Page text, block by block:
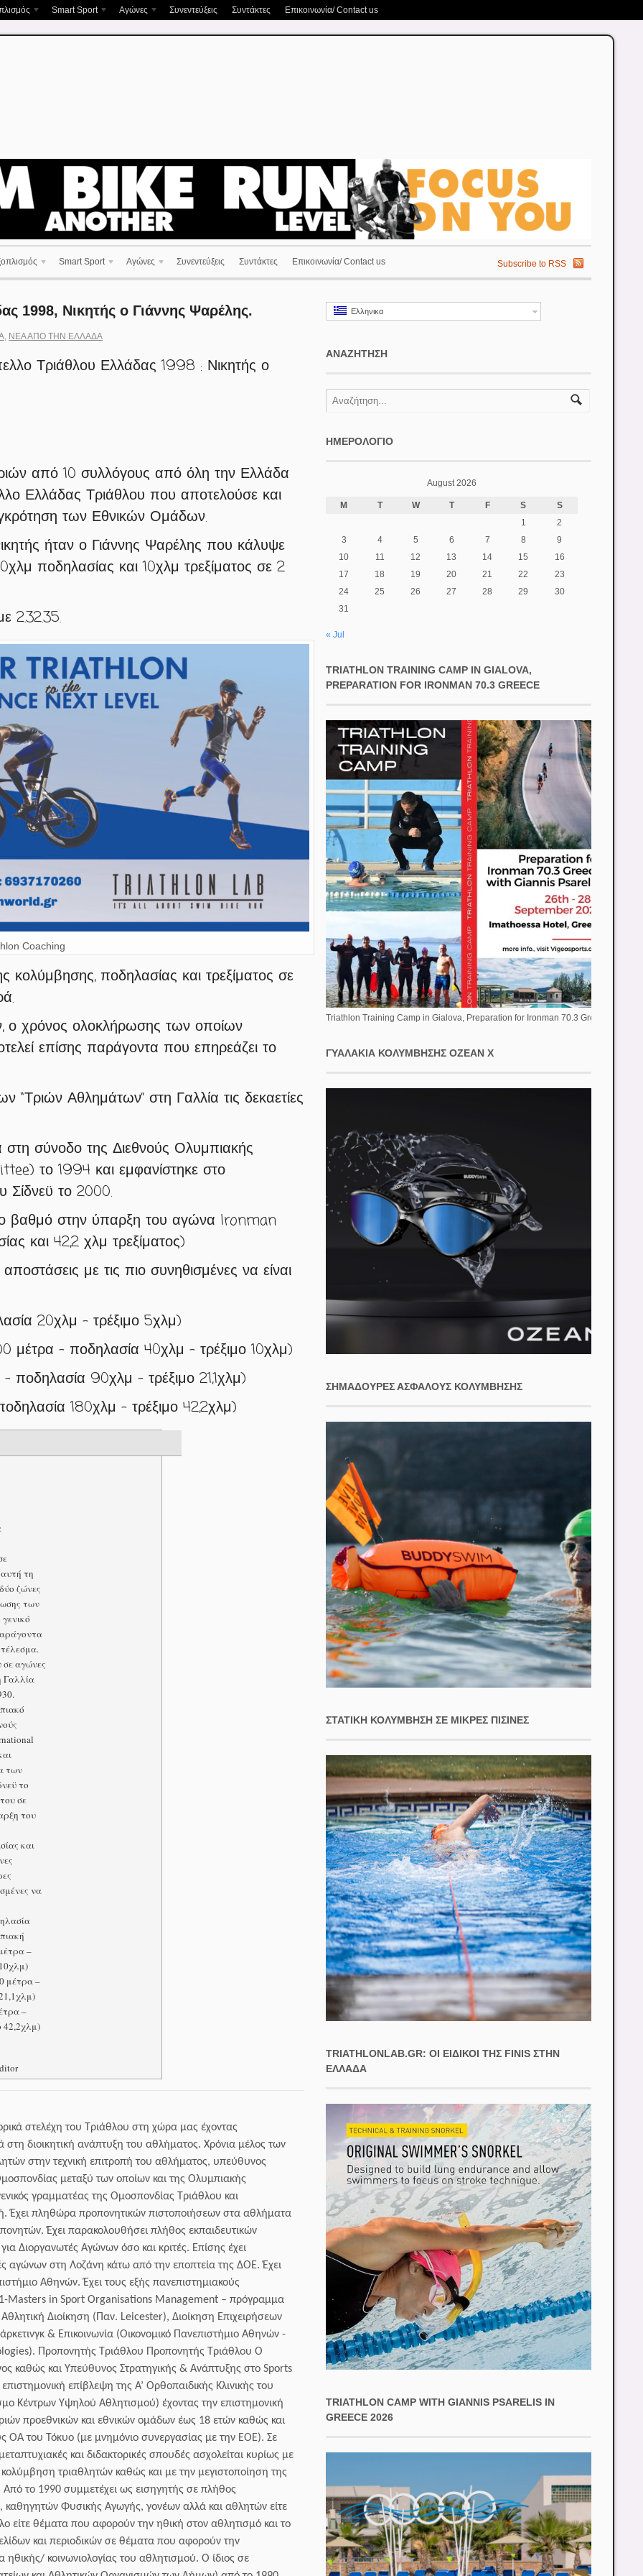
Smart Sport Αγώνες Συνεντεύξεις Συντάκτες Επικοινωνία/ Contact us
Subscribe to RSS
Smart Sport Αγώνες Συνεντεύξεις Συντάκτες Επικοινωνία/ Contact us
1998, Νικητής ο Γιάννης Ψαρέλης.
, ΝΈΑ ΑΠΟ ΤΗΝ ΕΛΛΆΔΑ
Τριάθλου Ελλάδας 1998 : Νικητής ο
από 10 συλλόγους από όλη την Ελλάδα
Ελλάδας Τριάθλου που αποτελούσε και
των Εθνικών Ομάδων.
ήταν ο Γιάννης Ψαρέλης που κάλυψε
ποδηλασίας και 10χλμ τρεξίματος σε 2
2.32.35.
Coaching
ποδηλασίας και τρεξίματος σε
ο χρόνος ολοκλήρωσης των οποίων
επίσης παράγοντα που επηρεάζει το
“Τριών Αθλημάτων” στη Γαλλία τις δεκαετίες
σύνοδο της Διεθνούς Ολυμπιακής
το 1994 και εμφανίστηκε στο
το 2000.
βαθμό στην ύπαρξη του αγώνα Ironman
και 42,2 χλμ τρεξίματος)
με τις πιο συνηθισμένες να είναι
20χλμ – τρέξιμο 5χλμ)
– ποδηλασία 40χλμ – τρέξιμο 10χλμ)
90χλμ – τρέξιμο 21,1χλμ)
180χλμ – τρέξιμο 42,2χλμ)
τη
ζώνες
των
σε αγώνες
Γαλλία
των
το
σε
του
και
να
–
μέτρα –
–
42,2χλμ)
στελέχη του Τριάθλου στη χώρα μας έχοντας
στη διοικητική ανάπτυξη του αθλήματος. Χρόνια μέλος των
στην τεχνική επιτροπή του αθλήματος, υπεύθυνος
μεταξύ των οποίων και της Ολυμπιακής
γραμματέας της Ομοσπονδίας Τριάθλου και
Έχει πληθώρα προπονητικών πιστοποιήσεων στα αθλήματα
Έχει παρακολουθήσει πλήθος εκπαιδευτικών
Διοργανωτές Αγώνων όσο και κριτές. Επίσης έχει
αγώνων στη Λοζάνη κάτω από την εποπτεία της ΔΟΕ. Έχει
Αθηνών. Έχει τους εξής πανεπιστημιακούς
Masters in Sport Organisations Management – πρόγραμμα
Διοίκηση (Παν. Leicester), Διοίκηση Επιχειρήσεων
& Επικοινωνία (Οικονομικό Πανεπιστήμιο Αθηνών -
Προπονητής Τριάθλου Προπονητής Τριάθλου Ο
καθώς και Υπεύθυνος Στρατηγικής & Ανάπτυξης στο Sports
επίβλεψη της Α’ Ορθοπαιδικής Κλινικής του
Κέντρων Υψηλού Αθλητισμού) έχοντας την επιστημονική
προεθνικών και εθνικών ομάδων έως 18 ετών καθώς και
ΟΑ του Τόκυο (με μνημόνιο συνεργασίας με την ΕΟΕ). Σε
και διδακτορικές σπουδές ασχολείται κυρίως με
τριαθλητών καθώς και με την μεγιστοποίηση της
το 1990 συμμετέχει ως εισηγητής σε πλήθος
Φυσικής Αγωγής, γονέων αλλά και αθλητών είτε
είτε θέματα που αφορούν την ηθική στον αθλητισμό και το
και περιοδικών σε θέματα που αφορούν την
κοινωνιολογίας του αθλητισμού. Ο ίδιος σε
Ελληνικα
ΑΝΑΖΉΤΗΣΗ
ΗΜΕΡΟΛΌΓΙΟ
August 2026
M T W T F S
S
1
2
3
4 5 6 7 8
9
10
11 12 13 14 15
16
17
18 19 20 21 22
23
24
25 26 27 28 29
30
31
« Jul
TRIATHLON TRAINING CAMP IN GIALOVA,
PREPARATION FOR IRONMAN 70.3 GREECE
Triathlon Training Camp in Gialova, Preparation for Ironman 70.3 Greece
ΓΥΑΛΆΚΙΑ ΚΟΛΎΜΒΗΣΗΣ OZEAN X
ΣΗΜΑΔΟΎΡΕΣ ΑΣΦΑΛΟΎΣ ΚΟΛΎΜΒΗΣΗΣ
ΣΤΑΤΙΚΉ ΚΟΛΎΜΒΗΣΗ ΣΕ ΜΙΚΡΈΣ ΠΙΣΊΝΕΣ
TRIATHLONLAB.GR: ΟΙ ΕΙΔΙΚΟΊ ΤΗΣ FINIS ΣΤΗΝ
ΕΛΛΆΔΑ
TRIATHLON CAMP WITH GIANNIS PSARELIS IN
GREECE 2026